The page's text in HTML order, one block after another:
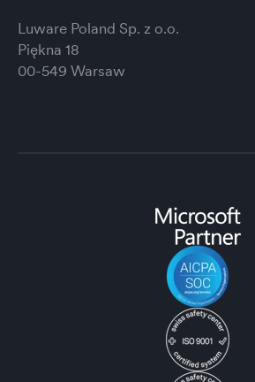
Luware Poland Sp. z o.o.
Piękna 18
00-549 Warsaw